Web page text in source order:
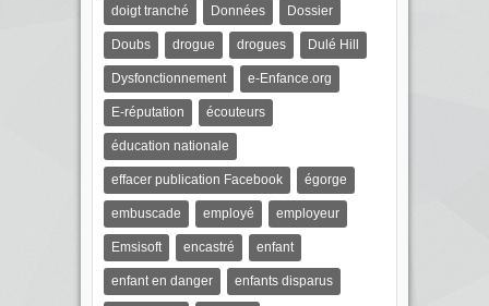
doigt tranché Données Dossier
Doubs drogue drogues Dulé Hill
Dysfonctionnement e-Enfance.org
E-réputation écouteurs
éducation nationale
effacer publication Facebook égorge
embuscade employé employeur
Emsisoft encastré enfant
enfant en danger enfants disparus